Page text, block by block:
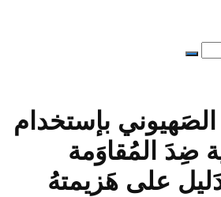
الصَهيوني بإستخدام
ضِدَ المُقاوَمة
على هَزيمتهُ